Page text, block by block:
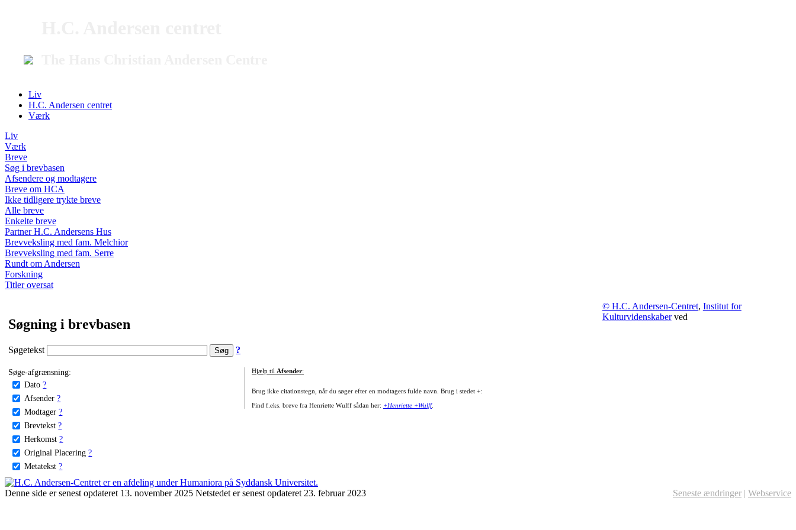
Liv
H.C. Andersen centret
Værk
Liv
Værk
Breve
Søg i brevbasen
Afsendere og modtagere
Breve om HCA
Ikke tidligere trykte breve
Alle breve
Enkelte breve
Partner H.C. Andersens Hus
Brevveksling med fam. Melchior
Brevveksling med fam. Serre
Rundt om Andersen
Forskning
Titler oversat
Søgning i brevbasen
Søgetekst ?
Søge-afgrænsning:
Dato ?
Afsender ?
Modtager ?
Brevtekst ?
Herkomst ?
Original Placering ?
Metatekst ?
Hjælp til Afsender:
Brug ikke citationstegn, når du søger efter en modtagers fulde navn. Brug i stedet +:
Find f.eks. breve fra Henriette Wulff sådan her: +Henriette +Wulff.
© H.C. Andersen-Centret, Institut for
Kulturvidenskaberved
Denne side er senest opdateret 13. november 2025 Netstedet er senest opdateret 23. februar 2023 Seneste ændringer | Webservice